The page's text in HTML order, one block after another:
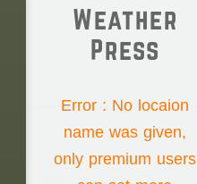
Weather
Press
Error : No locaion
name was given,
only premium users
Friday the 7th